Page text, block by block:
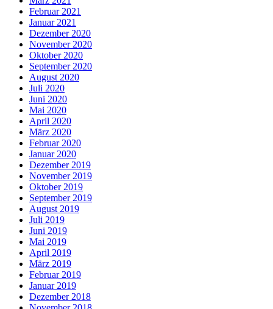
Februar 2021
Januar 2021
Dezember 2020
November 2020
Oktober 2020
September 2020
August 2020
Juli 2020
Juni 2020
Mai 2020
April 2020
März 2020
Februar 2020
Januar 2020
Dezember 2019
November 2019
Oktober 2019
September 2019
August 2019
Juli 2019
Juni 2019
Mai 2019
April 2019
März 2019
Februar 2019
Januar 2019
Dezember 2018